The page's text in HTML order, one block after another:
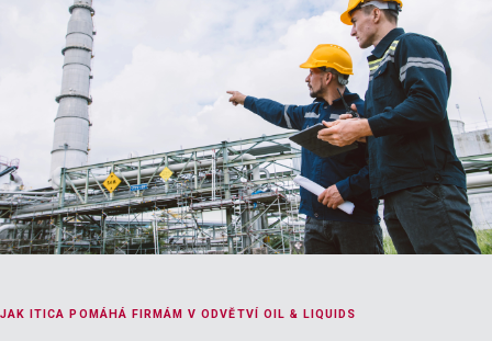
JAK ITICA POMÁHÁ FIRMÁM V ODVĚTVÍ OIL & LIQUIDS